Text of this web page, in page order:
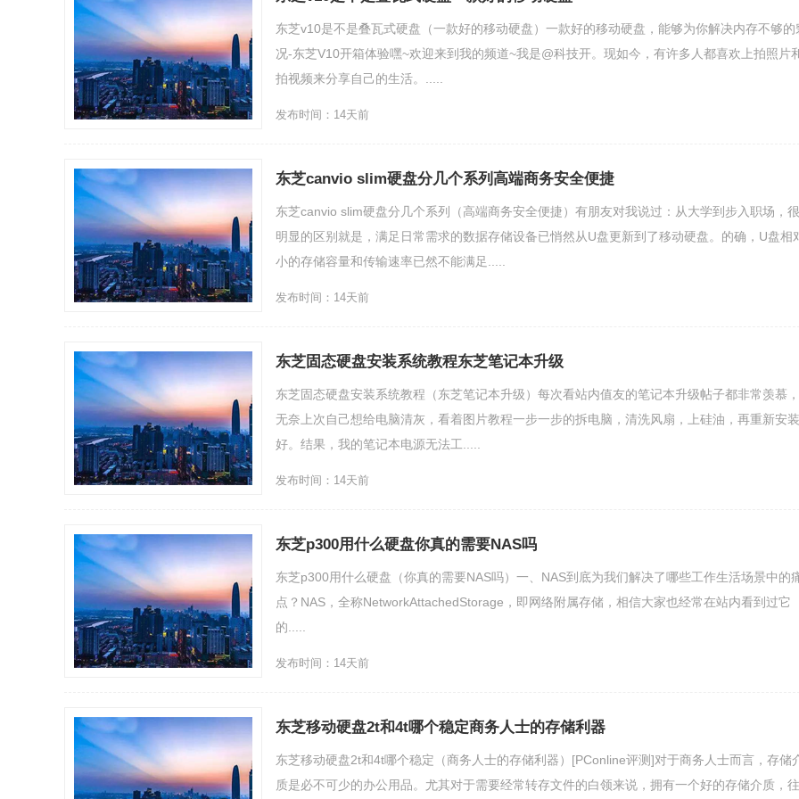
东芝v10是不是叠瓦式硬盘（一款好的移动硬盘）一款好的移动硬盘，能够为你解决内存不够的
况-东芝V10开箱体验嘿~欢迎来到我的频道~我是@科技开。现如今，有许多人都喜欢上拍照片
拍视频来分享自己的生活。.....
发布时间：14天前
东芝canvio slim硬盘分几个系列高端商务安全便捷
东芝canvio slim硬盘分几个系列（高端商务安全便捷）有朋友对我说过：从大学到步入职场，很
明显的区别就是，满足日常需求的数据存储设备已悄然从U盘更新到了移动硬盘。的确，U盘相
小的存储容量和传输速率已然不能满足.....
发布时间：14天前
东芝固态硬盘安装系统教程东芝笔记本升级
东芝固态硬盘安装系统教程（东芝笔记本升级）每次看站内值友的笔记本升级帖子都非常羡慕，
无奈上次自己想给电脑清灰，看着图片教程一步一步的拆电脑，清洗风扇，上硅油，再重新安装
好。结果，我的笔记本电源无法工.....
发布时间：14天前
东芝p300用什么硬盘你真的需要NAS吗
东芝p300用什么硬盘（你真的需要NAS吗）一、NAS到底为我们解决了哪些工作生活场景中的
点？NAS，全称NetworkAttachedStorage，即网络附属存储，相信大家也经常在站内看到过它
的.....
发布时间：14天前
东芝移动硬盘2t和4t哪个稳定商务人士的存储利器
东芝移动硬盘2t和4t哪个稳定（商务人士的存储利器）[PConline评测]对于商务人士而言，存储
质是必不可少的办公用品。尤其对于需要经常转存文件的白领来说，拥有一个好的存储介质，往